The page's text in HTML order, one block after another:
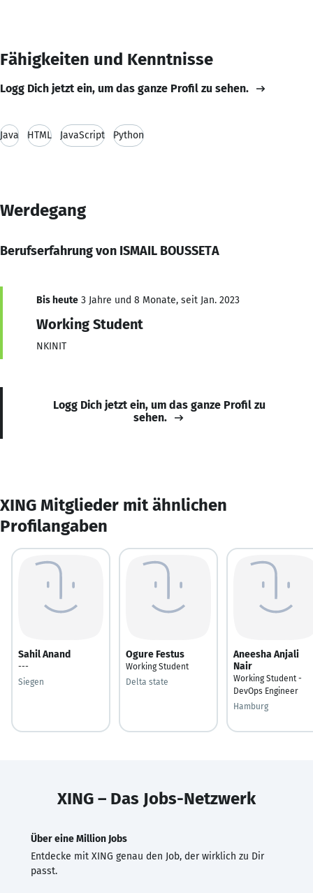
Fähigkeiten und Kenntnisse
Logg Dich jetzt ein, um das ganze Profil zu sehen.
Java HTML JavaScript Python
Werdegang
Berufserfahrung von ISMAIL BOUSSETA
Bis heute 3 Jahre und 8 Monate, seit Jan. 2023
Working Student
NKINIT
Logg Dich jetzt ein, um das ganze Profil zu
sehen.
XING Mitglieder mit ähnlichen
Profilangaben
Sahil Anand
---
Siegen
Ogure Festus
Working Student
Delta state
Aneesha Anjali
Nair
Working Student -
DevOps Engineer
Hamburg
XING – Das Jobs-Netzwerk
Über eine Million Jobs
Entdecke mit XING genau den Job, der wirklich zu Dir
passt.